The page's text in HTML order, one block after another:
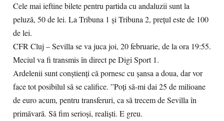
Cele mai ieftine bilete pentru partida cu andaluzii sunt la
peluză, 50 de lei. La Tribuna 1 și Tribuna 2, prețul este de 100
de lei.
CFR Cluj – Sevilla se va juca joi, 20 februarie, de la ora 19:55.
Meciul va fi transmis în direct pe Digi Sport 1.
Ardelenii sunt conștienți că pornesc cu șansa a doua, dar vor
face tot posibilul să se califice. ”Poți să-mi dai 25 de milioane
de euro acum, pentru transferuri, ca să trecem de Sevilla în
primăvară. Să fim serioși, realiști. E greu.